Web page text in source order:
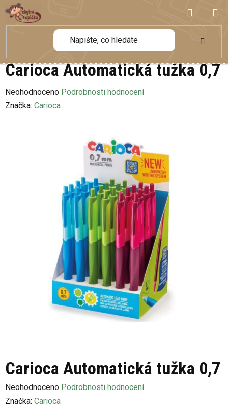
Přejít
na
obsah
KOŠÍK
Carioca Automatická tužka 0,7
Průměrné
hodnocení
Neohodnoceno Podrobnosti hodnocení
Značka: Carioca
Carioca Automatická tužka 0,7
Průměrné
hodnocení
Neohodnoceno Podrobnosti hodnocení
Značka: Carioca